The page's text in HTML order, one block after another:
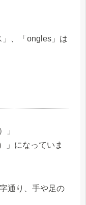
」、「ongles」は
」
」になっていま
通り、手や足の